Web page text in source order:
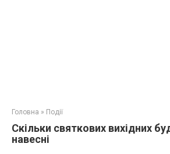
Головна » Події
Скільки святкових вихідних
навесні